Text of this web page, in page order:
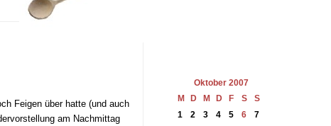
Feigen über hatte (und auch
am Nachmittag
Oktober 2007
M
D M D F S S
1 2 3 4 5 6
7